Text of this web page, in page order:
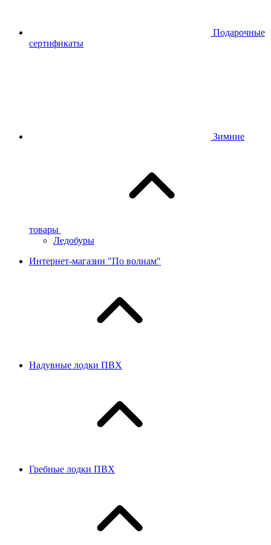
Подарочные
сертификаты
Зимние
товары
Ледобуры
Интернет-магазин "По волнам"
Надувные лодки ПВХ
Гребные лодки ПВХ